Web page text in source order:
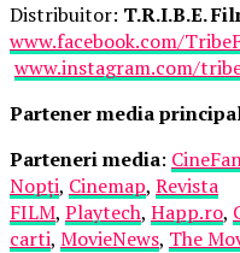
Distribuitor: T.R.I.B.E.
www.facebook.com/
www.instagram.com/
Partener media
Parteneri media:
Nopți, Cinemap, Revista
FILM, Playtech, Happ.ro,
carti, MovieNews, The